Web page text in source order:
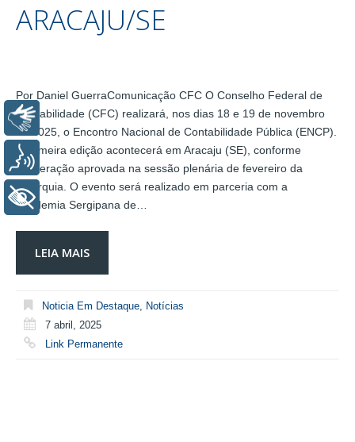
ARACAJU/SE
Por Daniel GuerraComunicação CFC O Conselho Federal de
Contabilidade (CFC) realizará, nos dias 18 e 19 de novembro
de 2025, o Encontro Nacional de Contabilidade Pública (ENCP).
A primeira edição acontecerá em Aracaju (SE), conforme
deliberação aprovada na sessão plenária de fevereiro da
autarquia. O evento será realizado em parceria com a
Academia Sergipana de…
LEIA MAIS
Noticia Em Destaque, Notícias
7 abril, 2025
Link Permanente
Libras
Voz